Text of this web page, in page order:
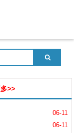
>>
06-11
06-11